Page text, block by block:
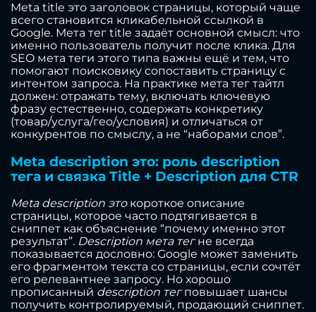
Meta title это заголовок страницы, который чаще
всего становится кликабельной ссылкой в
Google. Мета тег title задаёт основной смысл: что
именно пользователь получит после клика. Для
SEO мета теги этого типа важны ещё и тем, что
помогают поисковику сопоставить страницу с
интентом запроса. На практике мета тег тайтл
должен: отражать тему, включать ключевую
фразу естественно, содержать конкретику
(товар/услуга/гео/условия) и отличаться от
конкурентов по смыслу, а не “наборами слов”.
Meta description это: роль description
тега и связка Title + Description для CTR
Meta description этокороткое описание
страницы, которое часто подтягивается в
сниппет как объяснение “почему именно этот
результат”. Description мета тегне всегда
показывается дословно: Google может заменить
его фрагментом текста со страницы, если сочтёт
его релевантнее запросу. Но хорошо
прописанный description тегповышает шансы
получить контролируемый, продающий сниппет.